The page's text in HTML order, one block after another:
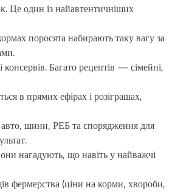
Це один із найавтентичніших
поросята набирають таку вагу за
Багато рецептів — сімейні,
в прямих ефірах і розіграшах,
шини, РЕБ та спорядження для
нагадують, що навіть у найважчі
фермерства (ціни на корми, хвороби,